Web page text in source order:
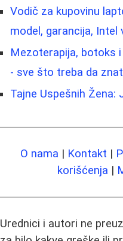
Vodič za kupovinu
model, garancija, Intel
Mezoterapija, botoks
- sve što treba da
Tajne Uspešnih Žena:
O nama | Kontakt |
korišćenja |
Urednici i autori ne